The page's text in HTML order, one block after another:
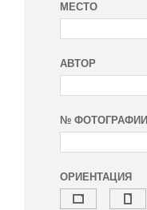
МЕСТО
АВТОР
№ ФОТОГРАФИИ
ОРИЕНТАЦИЯ